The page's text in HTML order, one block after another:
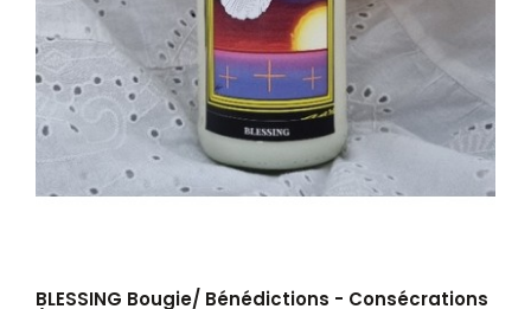
BLESSING Bougie/ Bénédictions - Consécrations